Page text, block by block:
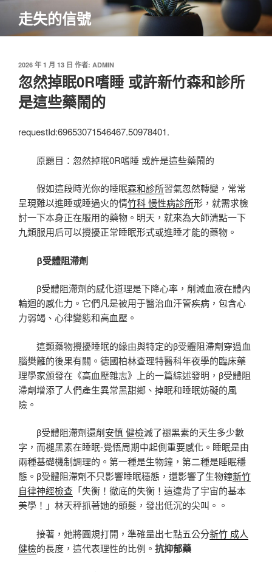
主
走失的信號
發
佈
於
2026 年 1 月 13 日 作者: ADMIN
忽然掉眠0R嗜睡 或許新竹森和診所
是這些藥鬧的
requestId:69653071546467.50978401.
原題目：忽然掉眠0R嗜睡 或許是這些藥鬧的
假如這段時光你的睡眠森和診所習氣忽然轉變，常常
呈現難以進睡或睡過火的情竹科 慢性病診所形，就需求檢
討一下本身正在服用的藥物。明天，就來為大師清點一下
九類服用后可以攪擾正常睡眠形式或進睡才能的藥物。
β受體阻滯劑
β受體阻滯劑的感化道理是下降心率，削減血液在體內
輪迴的感化力。它們凡是被用于醫治血汗管疾病，包含心
力弱竭、心律變態和高血壓。
這類藥物攪擾睡眠的緣由與特定的β受體阻滯劑穿過血
腦樊籬的後果有關。德國柏林查理特醫科年夜學的臨床藥
理學家頒發在《高血壓雜志》上的一篇綜述發明，β受體阻
滯劑增添了人們產生異常黑甜鄉、掉眠和睡眠妨礙的風
險。
β受體阻滯劑還削安慎 健檢減了褪黑素的天生多少數
字，而褪黑素在睡眠-覺悟周期中起側重要感化。睡眠是由
兩種基礎機制調理的。第一種是生物鐘，第二種是睡眠穩
態。β受體阻滯劑不只影響睡眠穩態，還影響了生物鐘新竹
自律神經檢查 「失衡！徹底的失衡！這違背了宇宙的基本
美學！」林天秤抓著她的頭髮，發出低沉的尖叫。。
接著，她將圓規打開，準確量出七點五公分新竹 成人
健檢的長度，這代表理性的比例。 抗抑郁藥